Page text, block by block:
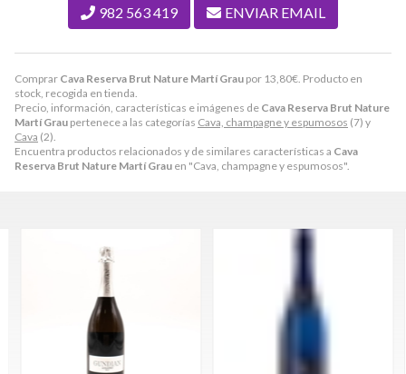
Comprar Cava Reserva Brut Nature Martí Grau por 13,80€ . Producto en
stock, recogida en tienda.
Precio, información, características e imágenes de Cava Reserva Brut Nature
Martí Grau pertenece a las categorías Cava, champagne y espumosos (7) y
Cava (2).
Encuentra productos relacionados y de similares características a Cava
Reserva Brut Nature Martí Grau en "Cava, champagne y espumosos".
982 563 419 ENVIAR EMAIL